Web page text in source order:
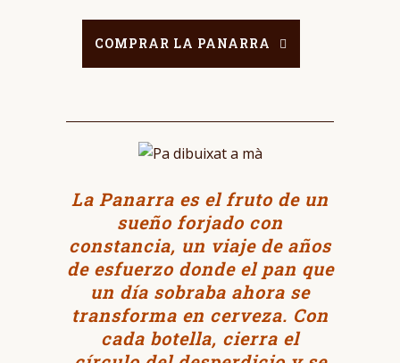
COMPRAR LA PANARRA
La Panarra es el fruto de un
sueño forjado con
constancia, un viaje de años
de esfuerzo donde el pan que
un día sobraba ahora se
transforma en cerveza. Con
cada botella, cierra el